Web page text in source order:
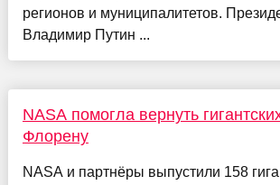
регионов и муниципалитетов.
Владимир Путин ...
NASA помогла вернуть
Флорену
NASA и партнёры выпустили 158